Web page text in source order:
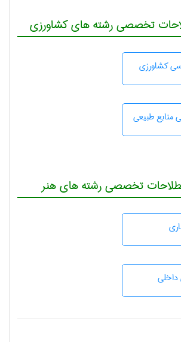
تخصصی رشته های کشاورزی
كشاورزی
منابع طبيعی
تخصصی رشته های هنر